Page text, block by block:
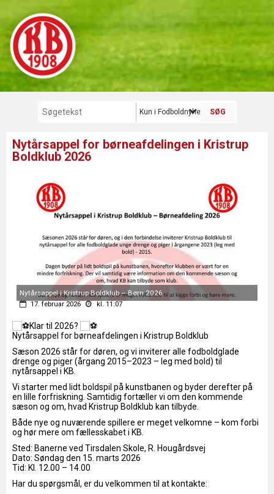
Kun i Fodboldnyhed
Nytårsappel for børneafdelingen i Kristrup
Boldklub 2026
Nytårsappel i Kristrup Boldklub – Børn 2026
17. februar 2026 kl. 11:07
Klar til 2026?
Nytårsappel for børneafdelingen i Kristrup Boldklub
Sæson 2026 står for døren, og vi inviterer alle fodboldglade
drenge og piger (årgang 2015–2023 – leg med bold) til
nytårsappel i KB.
Vi starter med lidt boldspil på kunstbanen og byder derefter på
en lille forfriskning. Samtidig fortæller vi om den kommende
sæson og om, hvad Kristrup Boldklub kan tilbyde.
Både nye og nuværende spillere er meget velkomne – kom forbi
og hør mere om fællesskabet i KB.
Sted: Banerne ved Tirsdalen Skole, R. Hougårdsvej
Dato: Søndag den 15. marts 2026
Tid: Kl. 12.00 – 14.00
Har du spørgsmål, er du velkommen til at kontakte: